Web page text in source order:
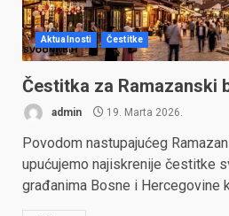
Aktualnosti Čestitke
Čestitka za Ramazanski
admin 19. Marta 2026.
Povodom nastupajućeg
upućujemo najiskrenije čestitke
građanima Bosne i Hercegovine